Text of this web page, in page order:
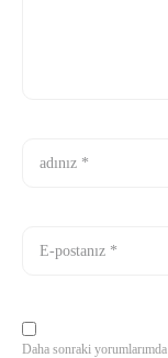
Daha sonraki